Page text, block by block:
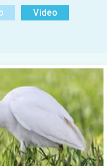
Video